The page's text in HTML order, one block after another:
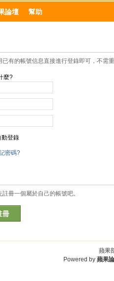
論壇 幫助
有的帳號信息直接進行登錄即可，不需
麼?
動登錄
密碼?
冊一個屬於自己的帳號吧。
冊
蘋果
Powered by 蘋果